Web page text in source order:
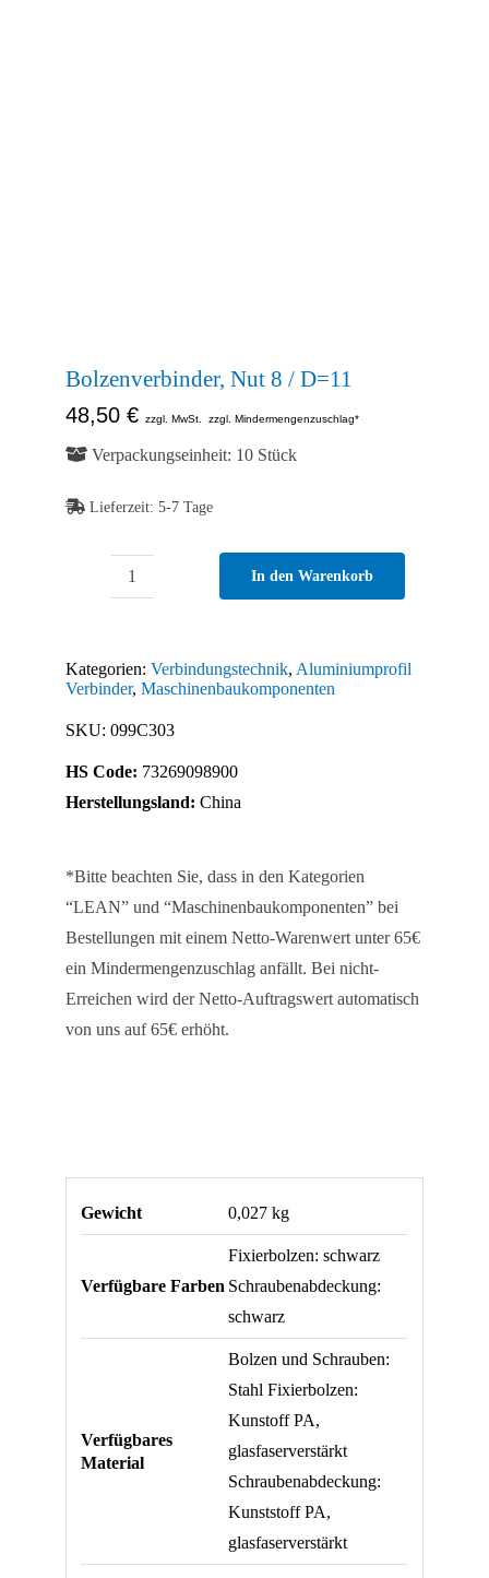
Bolzenverbinder, Nut 8 / D=11
48,50 € zzgl. MwSt. zzgl. Mindermengenzuschlag*
Verpackungseinheit: 10 Stück
Lieferzeit: 5-7 Tage
/
Menge
In den Warenkorb
Kategorien: Verbindungstechnik, Aluminiumprofil
Verbinder, Maschinenbaukomponenten
SKU: 099C303
HS Code: 73269098900
Herstellungsland: China
*Bitte beachten Sie, dass in den Kategorien
“LEAN” und “Maschinenbaukomponenten” bei
Bestellungen mit einem Netto-Warenwert unter 65€
ein Mindermengenzuschlag anfällt. Bei nicht-
Erreichen wird der Netto-Auftragswert automatisch
von uns auf 65€ erhöht.
Gewicht 0,027 kg
Verfügbare Farben
Fixierbolzen: schwarz
Schraubenabdeckung:
schwarz
Verfügbares
Material
Bolzen und Schrauben:
Stahl Fixierbolzen:
Kunstoff PA,
glasfaserverstärkt
Schraubenabdeckung:
Kunststoff PA,
glasfaserverstärkt